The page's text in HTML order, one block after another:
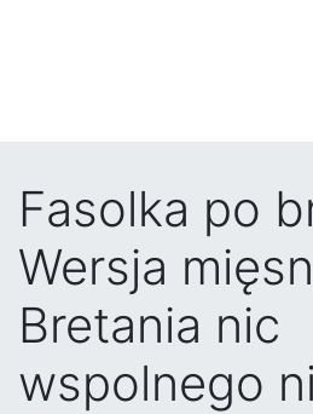
Fasolka po
Wersja
Bretania nic
wspolnego